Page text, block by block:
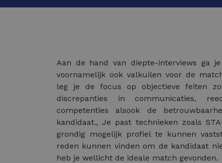
Aan de hand van diepte-interviews ga
voornamelijk ook valkuilen voor de
leg je de focus op objectieve feiten
discrepanties in communicaties,
competenties alsook de
kandidaat., Je past technieken zoals
grondig mogelijk profiel te kunnen
reden kunnen vinden om de kandidaat
heb je wellicht de ideale match gevonden.